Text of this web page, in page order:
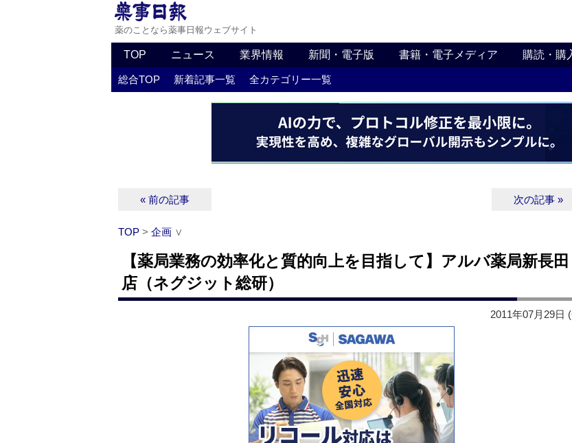
薬のことなら薬事日報ウェブサイト
TOP ニュース 業界情報 新聞・電子版 書籍・電子メディア 購読・購
総合TOP 新着記事一覧 全カテゴリー一覧
« 前の記事 次の記事 »
TOP > 企画 ∨
【薬局業務の効率化と質的向上を目指して】アルバ薬局新長田
店（ネグジット総研）
2011年07月29日